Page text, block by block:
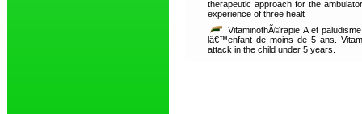
therapeutic approach for the
experience of three healt
VitaminothÃ©rapie A et
lâ€™enfant de moins de 5 ans.
attack in the child under 5 years.